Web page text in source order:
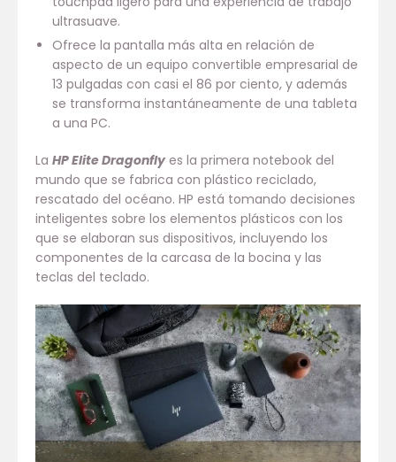
ultrasuave.
Ofrece la pantalla más alta en relación de
aspecto de un equipo convertible empresarial de
13 pulgadas con casi el 86 por ciento, y además
se transforma instantáneamente de una tableta
a una PC.
La HP Elite Dragonflyes la primera notebook del
mundo que se fabrica con plástico reciclado,
rescatado del océano. HP está tomando decisiones
inteligentes sobre los elementos plásticos con los
que se elaboran sus dispositivos, incluyendo los
componentes de la carcasa de la bocina y las
teclas del teclado.